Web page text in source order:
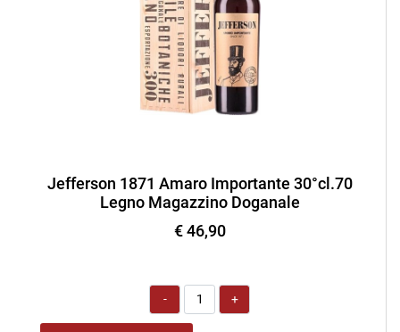
Jefferson 1871 Amaro Importante 30°cl.70
Legno Magazzino Doganale
€ 46,90
Quantità